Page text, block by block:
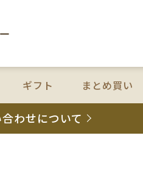
ギフト まとめ買い
わせについて